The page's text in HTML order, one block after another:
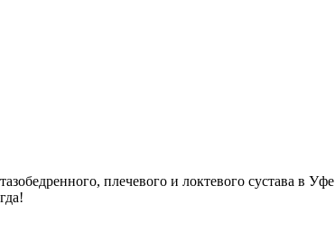
плечевого и локтевого сустава в Уфе